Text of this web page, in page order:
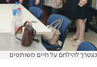
נצטרך להילחם על חיים משותפים